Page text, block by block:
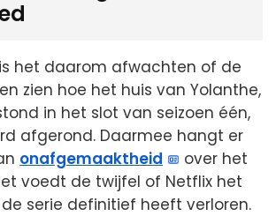
het daarom afwachten of de
zien hoe het huis van Yolanthe,
in het slot van seizoen één,
afgerond. Daarmee hangt er
onafgemaaktheid
over het
voedt de twijfel of Netflix het
serie definitief heeft verloren.